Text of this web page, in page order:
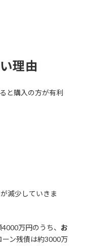
理由
と購入の方が有利
減少していきま
万円のうち、 お
ーン残債は約3000万